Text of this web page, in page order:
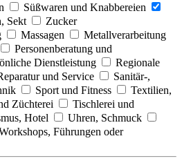
Süßwaren und Knabbereien
Sekt
Zucker
Massagen
Metallverarbeitung
Personenberatung und
Dienstleistung
Regionale
und Service
Sanitär-,
Sport und Fitness
Textilien,
Züchterei
Tischlerei und
Hotel
Uhren, Schmuck
Führungen oder